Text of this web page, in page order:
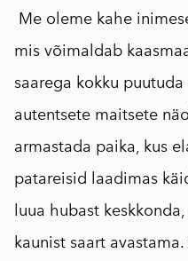
Me oleme kahe
mis võimaldab
saarega kokku
autentsete maitsete
armastada paika, kus
patareisid laadimas
luua hubast
kaunist saart